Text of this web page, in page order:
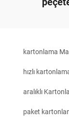
kartonlama
hızlı
aralıklı
paket